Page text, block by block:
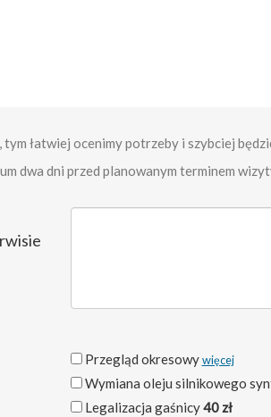
tym łatwiej ocenimy potrzeby i szybciej
dwa dni przed planowanym terminem
Przegląd okresowywięcej
Wymiana oleju silnikowego
Legalizacja gaśnicy40 zł